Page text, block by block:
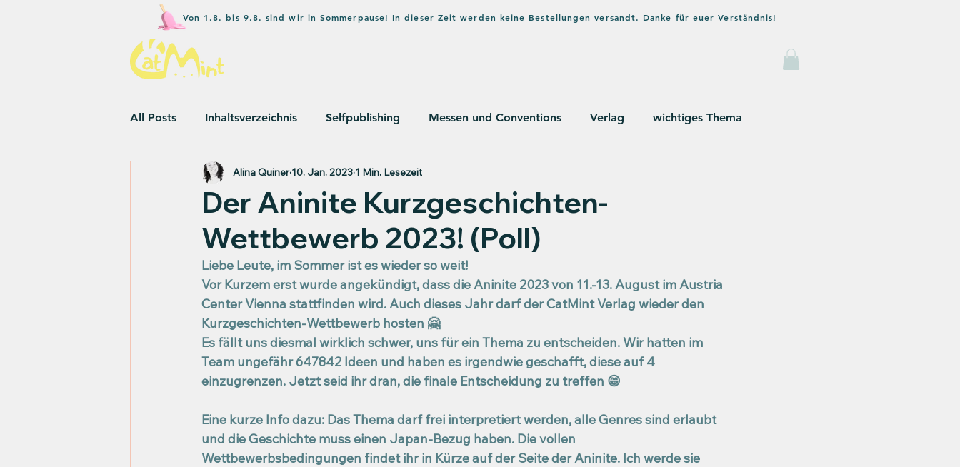
Von 1.8. bis 9.8. sind wir in Sommerpause! In dieser Zeit werden keine Bestellungen versandt. Danke für euer Verständnis!
All Posts Inhaltsverzeichnis Selfpublishing Messen und Conventions Verlag wichtiges Thema
Wettbewerbe Umweltbewusstsein
Der Aninite Kurzgeschichten-
Wettbewerb 2023! (Poll)
Alina Quiner 10. Jan. 2023 1 Min. Lesezeit
Liebe Leute, im Sommer ist es wieder so weit!
Vor Kurzem erst wurde angekündigt, dass die Aninite 2023 von 11.-13. August im Austria
Center Vienna stattfinden wird. Auch dieses Jahr darf der CatMint Verlag wieder den
Kurzgeschichten-Wettbewerb hosten 🤗
Es fällt uns diesmal wirklich schwer, uns für ein Thema zu entscheiden. Wir hatten im
Team ungefähr 647842 Ideen und haben es irgendwie geschafft, diese auf 4
einzugrenzen. Jetzt seid ihr dran, die finale Entscheidung zu treffen 😁
Eine kurze Info dazu: Das Thema darf frei interpretiert werden, alle Genres sind erlaubt
und die Geschichte muss einen Japan-Bezug haben. Die vollen
Wettbewerbsbedingungen findet ihr in Kürze auf der Seite der Aninite. Ich werde sie